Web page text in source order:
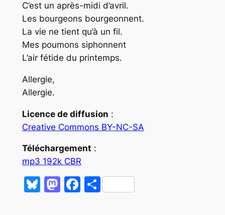
C’est un après-midi d’avril.
Les bourgeons bourgeonnent.
La vie ne tient qu’à un fil.
Mes poumons siphonnent
L’air fétide du printemps.
Allergie,
Allergie.
Licence de diffusion :
Creative Commons BY-NC-SA
Téléchargement :
mp3 192k CBR
Bluesky
Mastodon
Facebook
Partager